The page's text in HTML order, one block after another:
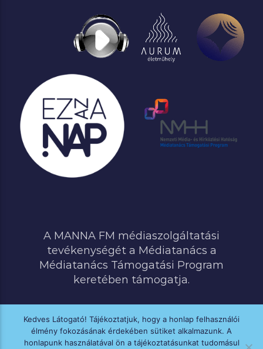
A MANNA FM médiaszolgáltatási
tevékenységét a Médiatanács a
Médiatanács Támogatási Program
keretében támogatja.
MINDEN JOG FENNTARTVA © 2020 MANNA FM
Kedves Látogató! Tájékoztatjuk, hogy a honlap felhasználói
élmény fokozásának érdekében sütiket alkalmazunk. A
honlapunk használatával ön a tájékoztatásunkat tudomásul